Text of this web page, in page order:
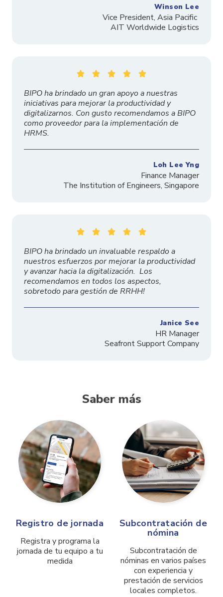
Winson Lee
Vice President, Asia Pacific
AIT Worldwide Logistics
    
BIPO ha brindado un gran apoyo a nuestras
iniciativas para mejorar la productividad y
digitalizarnos. Con gusto recomendamos a BIPO
como proveedor para la implementación de
HRMS.
Loh Lee Yng
Finance Manager
The Institution of Engineers, Singapore
    
BIPO ha brindado un invaluable respaldo a
nuestros esfuerzos por mejorar la productividad
y avanzar hacia la digitalización. Los
recomendamos en todos los aspectos,
sobretodo para gestión de RRHH!
Janice See
HR Manager
Seafront Support Company
Saber más
Registro de jornada
Registra y programa la
jornada de tu equipo a tu
medida
Subcontratación de
nómina
Subcontratación de
nóminas en varios países
con experiencia y
prestación de servicios
locales completos.